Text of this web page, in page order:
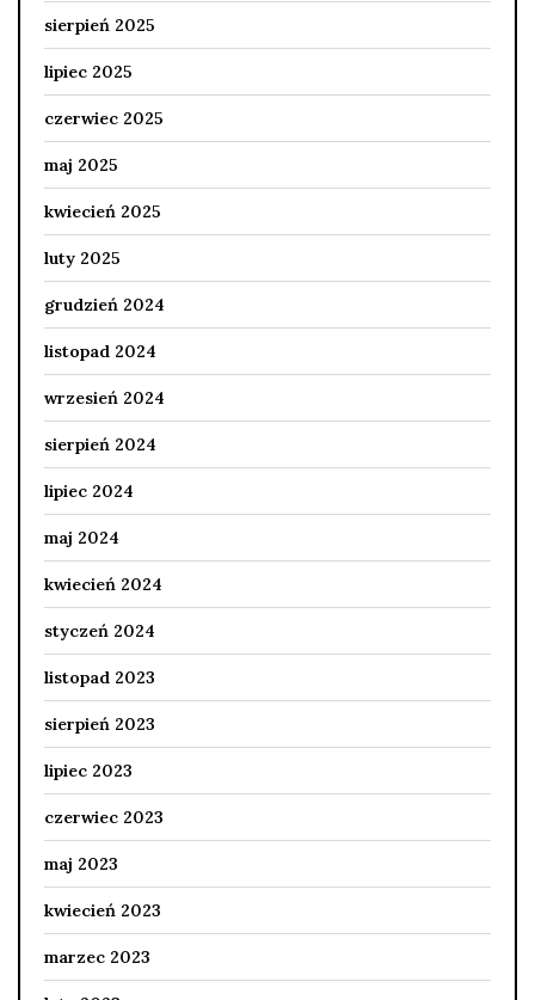
sierpień 2025
lipiec 2025
czerwiec 2025
maj 2025
kwiecień 2025
luty 2025
grudzień 2024
listopad 2024
wrzesień 2024
sierpień 2024
lipiec 2024
maj 2024
kwiecień 2024
styczeń 2024
listopad 2023
sierpień 2023
lipiec 2023
czerwiec 2023
maj 2023
kwiecień 2023
marzec 2023